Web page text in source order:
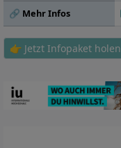
🔗 Mehr Infos
👉 Jetzt Infopaket holen